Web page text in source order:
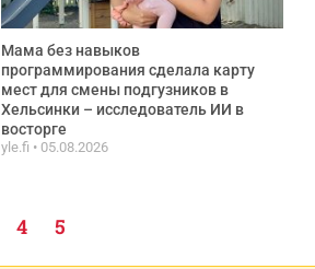
Мама без навыков
программирования сделала карту
мест для смены подгузников в
Хельсинки – исследователь ИИ в
восторге
yle.fi 05.08.2026
4 5